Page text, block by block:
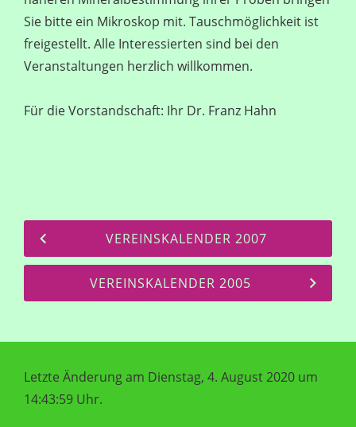
Sie bitte ein Mikroskop mit. Tauschmöglichkeit ist
freigestellt. Alle Interessierten sind bei den
Veranstaltungen herzlich willkommen.
Für die Vorstandschaft: Ihr Dr. Franz Hahn
VEREINSKALENDER 2007
VEREINSKALENDER 2005
Letzte Änderung am Dienstag, 4. August 2020 um
14:43:59 Uhr.